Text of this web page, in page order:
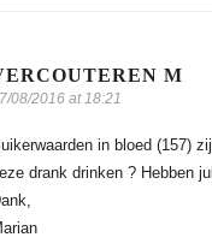
M
08/2016 at 18:21
in bloed (157)
drank drinken ? Hebben